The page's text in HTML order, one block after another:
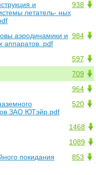
938
и
летатель- ных
984
аэродинамики и
аппаратов..pdf
597
709
964
520
ЗАО ЮТэйр.pdf
1468
1089
853
покидания